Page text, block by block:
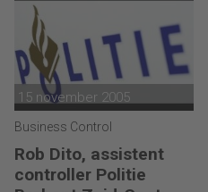
coördinatieregels een
belangrijke rol. Wanneer de
gelijkheidsregel bijvoorbeeld
wordt geschonden - iemand
zet zich onvoldoende in -
kan dit leiden tot
schadelijk zijn voor de
gehele organisatie. Dat blijkt
15 november 2005
Business Control
Rob Dito, assistent
controller Politie